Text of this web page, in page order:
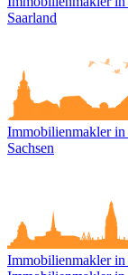
Saarland
Immobilienmakler in
Sachsen
Immobilienmakler in